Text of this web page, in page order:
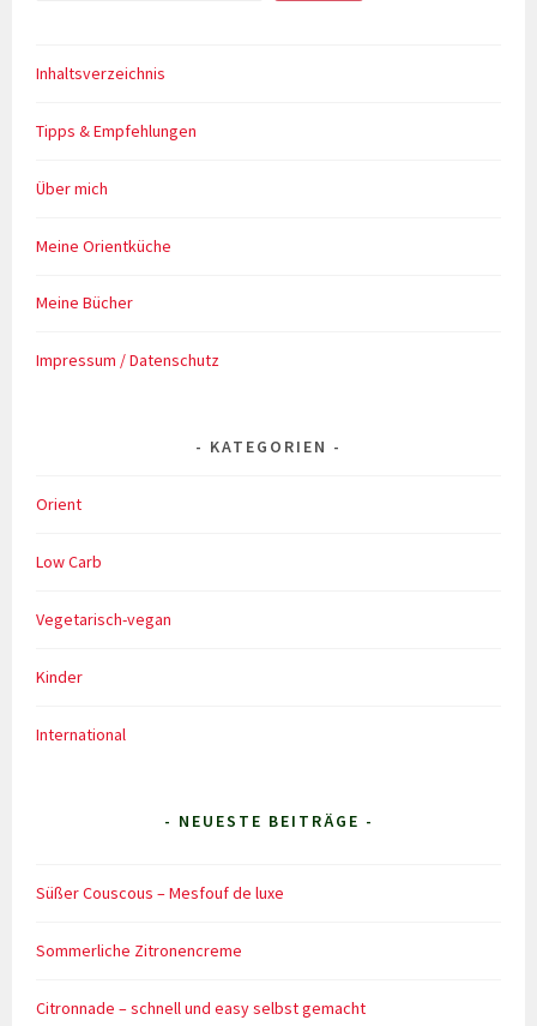
Inhaltsverzeichnis
Tipps & Empfehlungen
Über mich
Meine Orientküche
Meine Bücher
Impressum / Datenschutz
KATEGORIEN
Orient
Low Carb
Vegetarisch-vegan
Kinder
International
- NEUESTE BEITRÄGE -
Süßer Couscous – Mesfouf de luxe
Sommerliche Zitronencreme
Citronnade – schnell und easy selbst gemacht